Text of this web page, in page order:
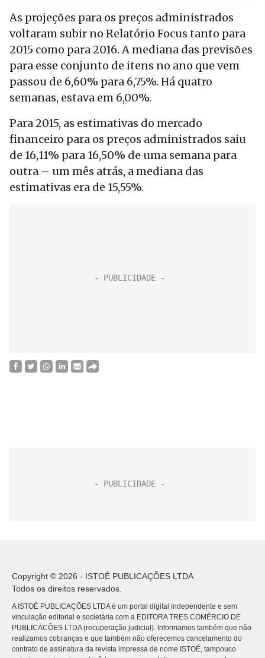
As projeções para os preços administrados
voltaram subir no Relatório Focus tanto para
2015 como para 2016. A mediana das previsões
para esse conjunto de itens no ano que vem
passou de 6,60% para 6,75%. Há quatro
semanas, estava em 6,00%.
Para 2015, as estimativas do mercado
financeiro para os preços administrados saiu
de 16,11% para 16,50% de uma semana para
outra – um mês atrás, a mediana das
estimativas era de 15,55%.
Copyright © 2026 - ISTOÉ PUBLICAÇÕES LTDA
Todos os direitos reservados.
A ISTOÉ PUBLICAÇÕES LTDA é um portal digital independente e sem
vinculação editorial e societária com a EDITORA TRES COMÉRCIO DE
PUBLICACÕES LTDA (recuperação judicial). Informamos também que não
realizamos cobranças e que também não oferecemos cancelamento do
contrato de assinatura da revista impressa de nome ISTOÉ, tampouco